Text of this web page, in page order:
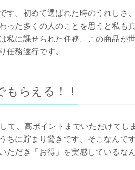
す。初めて選ばれた時のうれしさ
った多くの人のことを思うと私も
に課せられた任務。この商品が
任務遂行です。
らえる！！
、高ポイントまでいただけてし
ちに貯まり驚きです。そこなんで
ただき「お得」を実感しているな